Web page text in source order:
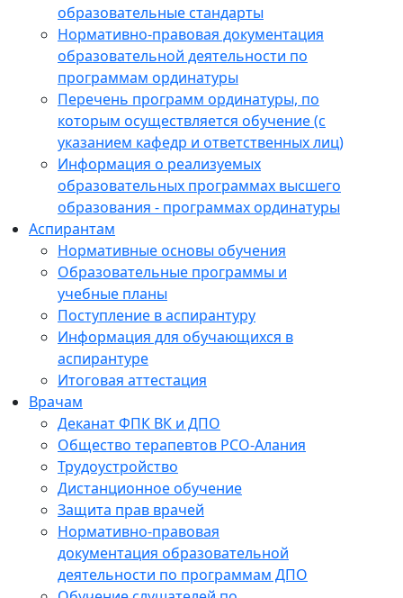
образовательные стандарты
Нормативно-правовая документация
образовательной деятельности по
программам ординатуры
Перечень программ ординатуры, по
которым осуществляется обучение (с
указанием кафедр и ответственных лиц)
Информация о реализуемых
образовательных программах высшего
образования - программах ординатуры
Аспирантам
Нормативные основы обучения
Образовательные программы и
учебные планы
Поступление в аспирантуру
Информация для обучающихся в
аспирантуре
Итоговая аттестация
Врачам
Деканат ФПК ВК и ДПО
Общество терапевтов РСО-Алания
Трудоустройство
Дистанционное обучение
Защита прав врачей
Нормативно-правовая
документация образовательной
деятельности по программам ДПО